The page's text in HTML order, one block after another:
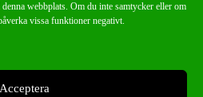
webbplats. Om du inte samtycker eller om
vissa funktioner negativt.
Acceptera
ett bra erbjudande!